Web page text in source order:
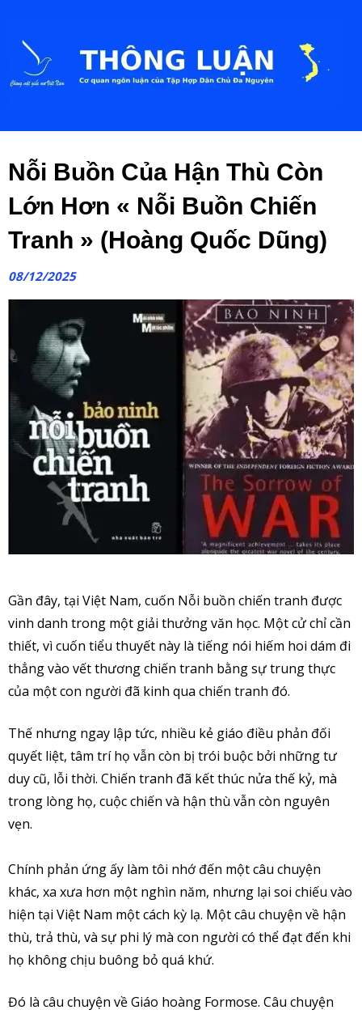
Nỗi Buồn Của Hận Thù Còn
Lớn Hơn « Nỗi Buồn Chiến
Tranh » (Hoàng Quốc Dũng)
08/12/2025
Gần đây, tại Việt Nam, cuốn Nỗi buồn chiến tranh được
vinh danh trong một giải thưởng văn học. Một cử chỉ cần
thiết, vì cuốn tiểu thuyết này là tiếng nói hiếm hoi dám đi
thẳng vào vết thương chiến tranh bằng sự trung thực
của một con người đã kinh qua chiến tranh đó.
Thế nhưng ngay lập tức, nhiều kẻ giáo điều phản đối
quyết liệt, tâm trí họ vẫn còn bị trói buộc bởi những tư
duy cũ, lỗi thời. Chiến tranh đã kết thúc nửa thế kỷ, mà
trong lòng họ, cuộc chiến và hận thù vẫn còn nguyên
vẹn.
Chính phản ứng ấy làm tôi nhớ đến một câu chuyện
khác, xa xưa hơn một nghìn năm, nhưng lại soi chiếu vào
hiện tại Việt Nam một cách kỳ lạ. Một câu chuyện về hận
thù, trả thù, và sự phi lý mà con người có thể đạt đến khi
họ không chịu buông bỏ quá khứ.
Đó là câu chuyện về Giáo hoàng Formose. Câu chuyện